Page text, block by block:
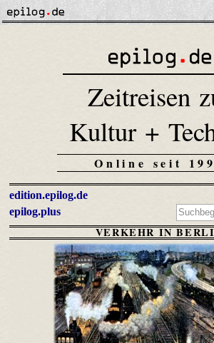
Zeitreisen
Kultur +
Online seit
edition.epilog.de
epilog.plus
VERKEHR IN